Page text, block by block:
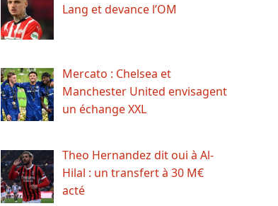
Lang et devance l’OM
Mercato : Chelsea et
Manchester United envisagent
un échange XXL
Theo Hernandez dit oui à Al-
Hilal : un transfert à 30 M€
acté